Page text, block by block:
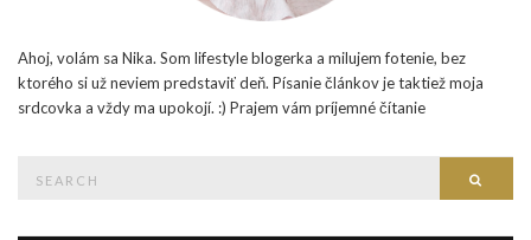
Ahoj, volám sa Nika. Som lifestyle blogerka a milujem fotenie, bez
ktorého si už neviem predstaviť deň. Písanie článkov je taktiež moja
srdcovka a vždy ma upokojí. :) Prajem vám príjemné čítanie